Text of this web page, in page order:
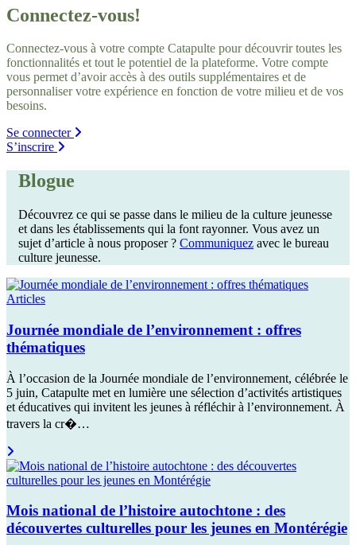
Connectez-vous!
Connectez-vous à votre compte Catapulte pour découvrir toutes les
fonctionnalités et tout le potentiel de la plateforme. Votre compte
vous permet d’avoir accès à des outils supplémentaires et de
personnaliser votre expérience en fonction de votre milieu et de vos
besoins.
Se connecter
S’inscrire
Blogue
Découvrez ce qui se passe dans le milieu de la culture jeunesse
et dans les établissements qui la font rayonner. Vous avez un
sujet d’article à nous proposer ? Communiquez avec le bureau
culture jeunesse.
Articles
Journée mondiale de l’environnement : offres
thématiques
À l’occasion de la Journée mondiale de l’environnement, célébrée le
5 juin, Catapulte met en lumière une sélection d’activités artistiques
et éducatives qui invitent les jeunes à réfléchir à l’environnement. À
travers la cr�…
Mois national de l’histoire autochtone : des
découvertes culturelles pour les jeunes en Montérégie